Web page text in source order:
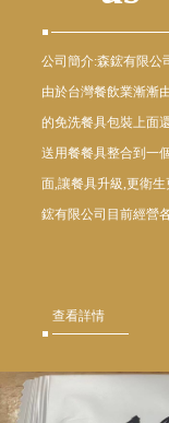
公司簡介:森鋐有限公
由於台灣餐飲業漸漸
的免洗餐具包裝上面
送用餐餐具整合到一
面,讓餐具升級,更衛
鋐有限公司目前經營
查看詳情